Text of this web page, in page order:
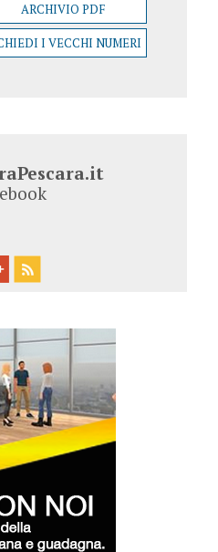
ARCHIVIO PDF
I VECCHI NUMERI